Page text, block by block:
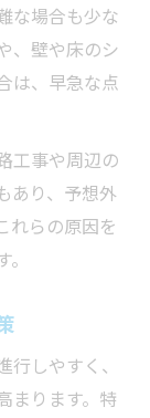
注意点
られる場
活用術
申請方法
続きの流
イント
担軽減策
な場合も少な
、壁や床のシ
は、早急な点
工事や周辺の
あり、予想外
れらの原因を
しやすく、
まります。特